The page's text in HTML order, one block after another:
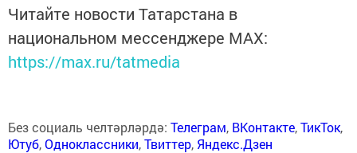
Читайте новости Татарстана в
национальном мессенджере MАХ:
https://max.ru/tatmedia
Без социаль челтәрләрдә: Телеграм, ВКонтакте,ТикТок,
Ютуб,Одноклассники,Твиттер, Яндекс.Дзен